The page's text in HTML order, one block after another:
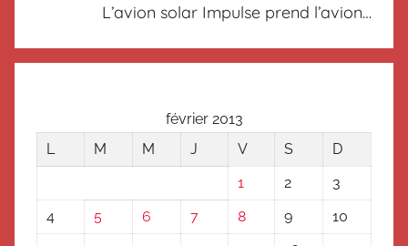
L’avion solar Impulse prend l’avion…
février 2013
L
M M J V S
D
1
2
3
4
5 6 7 8 9
10